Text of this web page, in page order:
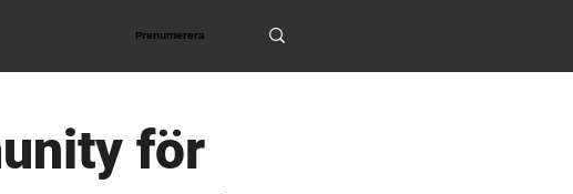
Prenumerera
för